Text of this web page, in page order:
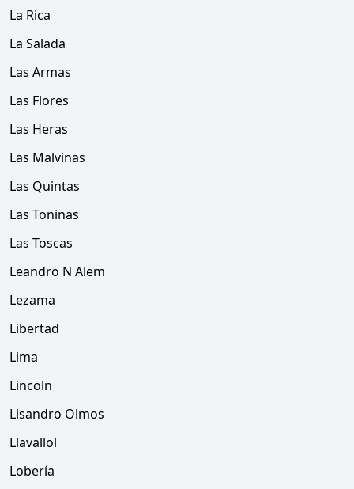
La Rica
La Salada
Las Armas
Las Flores
Las Heras
Las Malvinas
Las Quintas
Las Toninas
Las Toscas
Leandro N Alem
Lezama
Libertad
Lima
Lincoln
Lisandro Olmos
Llavallol
Lobería